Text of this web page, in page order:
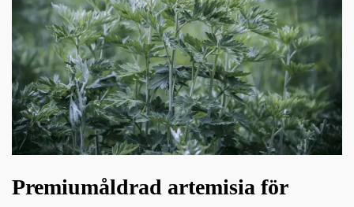
Premiumåldrad artemisia för